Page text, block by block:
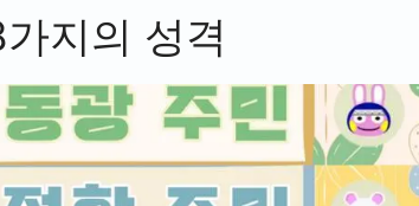
지의 성격